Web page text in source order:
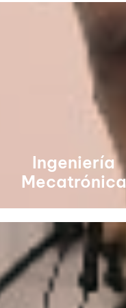
Ingeniería
Mecatrónica
Ingeniería
Mecatrónica
SNIES
Registro calificado
Res. 9801 del 18/06/2018
Ingeniería